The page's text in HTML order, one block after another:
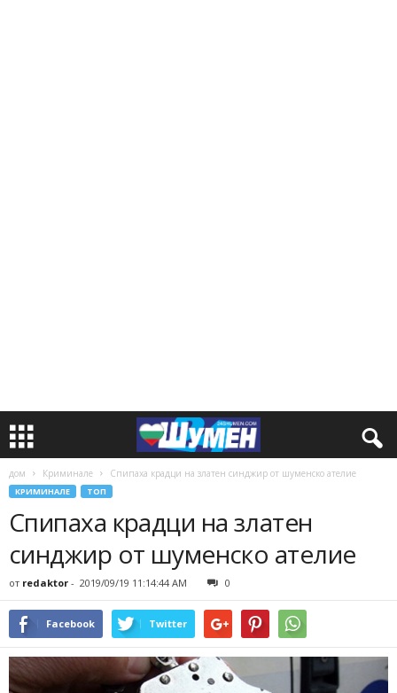
дом Криминале Спипаха крадци на златен синджир от шуменско ателие
КРИМИНАЛЕ ТОП
Спипаха крадци на златен
синджир от шуменско ателие
от redaktor - 2019/09/19 11:14:44 AM 0
Facebook Twitter